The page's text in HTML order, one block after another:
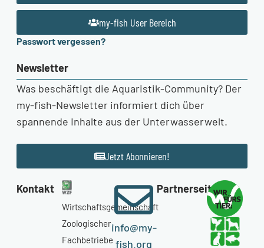
my-fish User Bereich
Passwort vergessen?
Newsletter
Was beschäftigt die Aquaristik-Community? Der
my-fish-Newsletter informiert dich über
spannende Inhalte aus der Unterwasserwelt.
Jetzt Abonnieren!
Kontakt
Wirtschaftsgemeinschaft
Zoologischer
Fachbetriebe
info@my-
fish.org
Partnerseiten